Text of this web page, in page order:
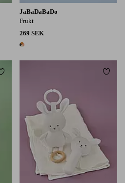
JaBaDaBaDo
Frukt
269 SEK
1 färg
Lägg till i favoriter